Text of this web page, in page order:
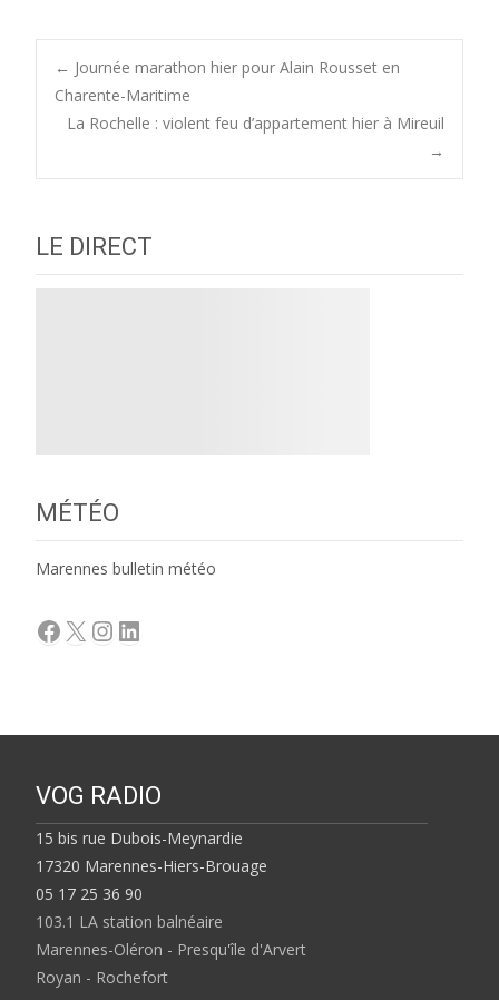
Post
navigation
← Journée marathon hier pour Alain Rousset en
Charente-Maritime
La Rochelle : violent feu d’appartement hier à Mireuil
→
LE DIRECT
MÉTÉO
Marennes bulletin météo
Facebook
X Instagram
LinkedIn
VOG RADIO
15 bis rue Dubois-Meynardie
17320 Marennes-Hiers-Brouage
05 17 25 36 90
103.1 LA station balnéaire
Marennes-Oléron - Presqu'île d'Arvert
Royan - Rochefort